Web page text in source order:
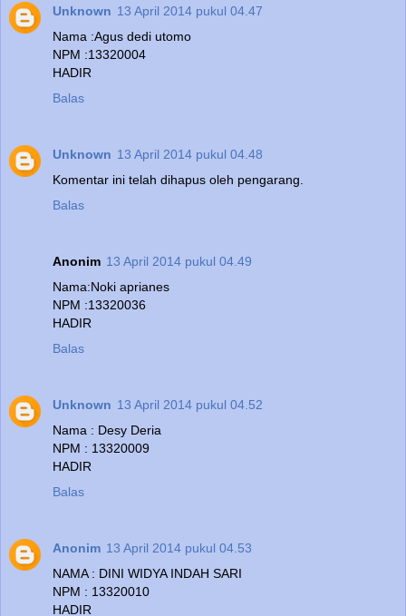
Unknown 13 April 2014 pukul 04.47
Nama :Agus dedi utomo
NPM :13320004
HADIR
Balas
Unknown 13 April 2014 pukul 04.48
Komentar ini telah dihapus oleh pengarang.
Balas
Anonim 13 April 2014 pukul 04.49
Nama:Noki aprianes
NPM :13320036
HADIR
Balas
Unknown 13 April 2014 pukul 04.52
Nama : Desy Deria
NPM : 13320009
HADIR
Balas
Anonim 13 April 2014 pukul 04.53
NAMA : DINI WIDYA INDAH SARI
NPM : 13320010
HADIR